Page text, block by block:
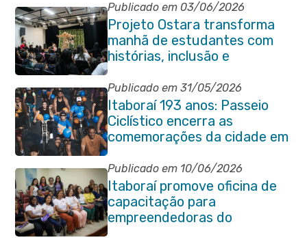
Publicado em 03/06/2026
Projeto Ostara transforma
manhã de estudantes com
histórias, inclusão e
criatividade em Itaboraí
Publicado em 31/05/2026
Itaboraí 193 anos: Passeio
Ciclístico encerra as
comemorações da cidade em
grande estilo
Publicado em 10/06/2026
Itaboraí promove oficina de
capacitação para
empreendedoras do
município